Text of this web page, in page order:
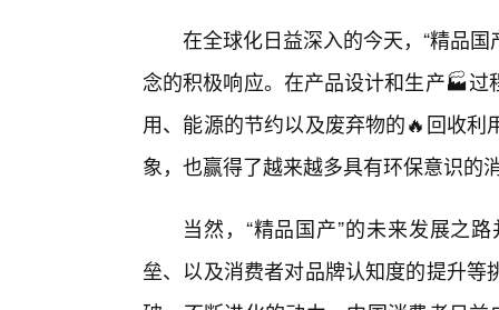
在全球化日益深入的今天，“精品
念的积极响应。在产品设计和生产🏭
用、能源的节约以及废弃物的🔥回收
象，也赢得了越来越多具有环保意识的
当然，“精品国产”的未来发展之
垒、以及消费者对品牌认知度的提升